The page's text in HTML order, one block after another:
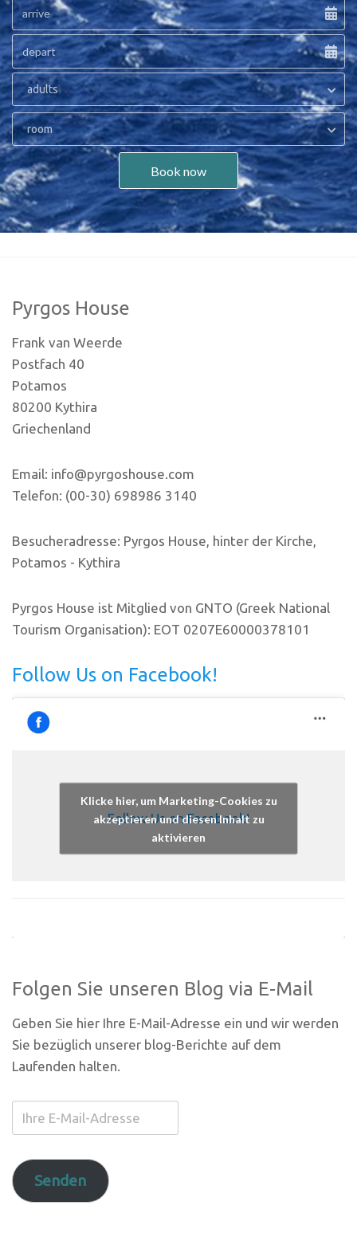
adults
room
Book now
Pyrgos House
Frank van Weerde
Postfach 40
Potamos
80200 Kythira
Griechenland
Email: info@pyrgoshouse.com
Telefon: (00-30) 698986 3140
Besucheradresse: Pyrgos House, hinter der Kirche,
Potamos - Kythira
Pyrgos House ist Mitglied von GNTO (Greek National
Tourism Organisation): EOT 0207E60000378101
Follow Us on Facebook!
Follow Us on Facebook!
Klicke hier, um Marketing-Cookies zu
akzeptieren und diesen Inhalt zu
aktivieren
Folgen Sie unseren Blog via E-Mail
Geben Sie hier Ihre E-Mail-Adresse ein und wir werden
Sie bezüglich unserer blog-Berichte auf dem
Laufenden halten.
Ihre
E-
AdresseSenden